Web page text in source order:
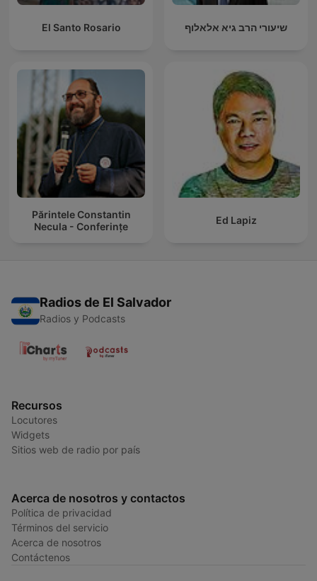
El Santo Rosario שיעורי הרב גיא אלאלוף
Părintele Constantin
Necula - Conferințe
Ed Lapiz
Radios de El Salvador
Radios y Podcasts
Recursos
Locutores
Widgets
Sitios web de radio por país
Acerca de nosotros y contactos
Política de privacidad
Términos del servicio
Acerca de nosotros
Contáctenos